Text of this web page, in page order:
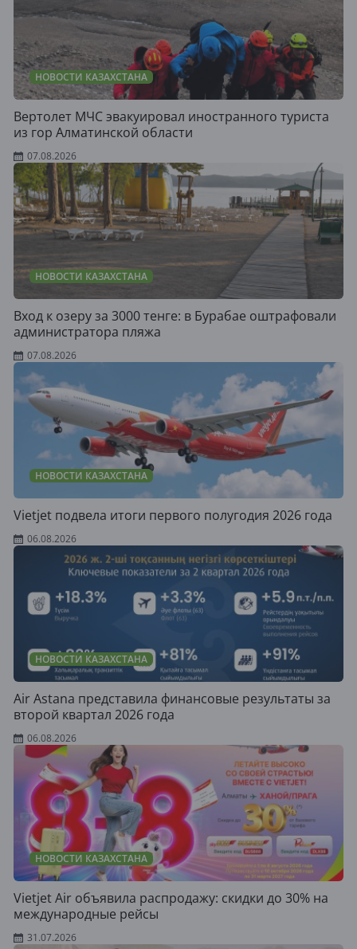
НОВОСТИ КАЗАХСТАНА
Вертолет МЧС эвакуировал иностранного туриста
из гор Алматинской области
07.08.2026
НОВОСТИ КАЗАХСТАНА
Вход к озеру за 3000 тенге: в Бурабае оштрафовали
администратора пляжа
07.08.2026
НОВОСТИ КАЗАХСТАНА
Vietjet подвела итоги первого полугодия 2026 года
06.08.2026
НОВОСТИ КАЗАХСТАНА
Air Astana представила финансовые результаты за
второй квартал 2026 года
06.08.2026
НОВОСТИ КАЗАХСТАНА
Vietjet Air объявила распродажу: скидки до 30% на
международные рейсы
31.07.2026